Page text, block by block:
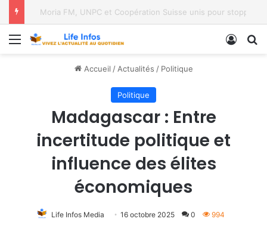
Moria FM, UNPC et Coopération Suisse unis pour stopper Ebola à Bukavu
Menu
Accueil / Actualités / Politique
Politique
Madagascar : Entre
incertitude politique et
influence des élites
économiques
Life Infos Media 16 octobre 2025 0 994